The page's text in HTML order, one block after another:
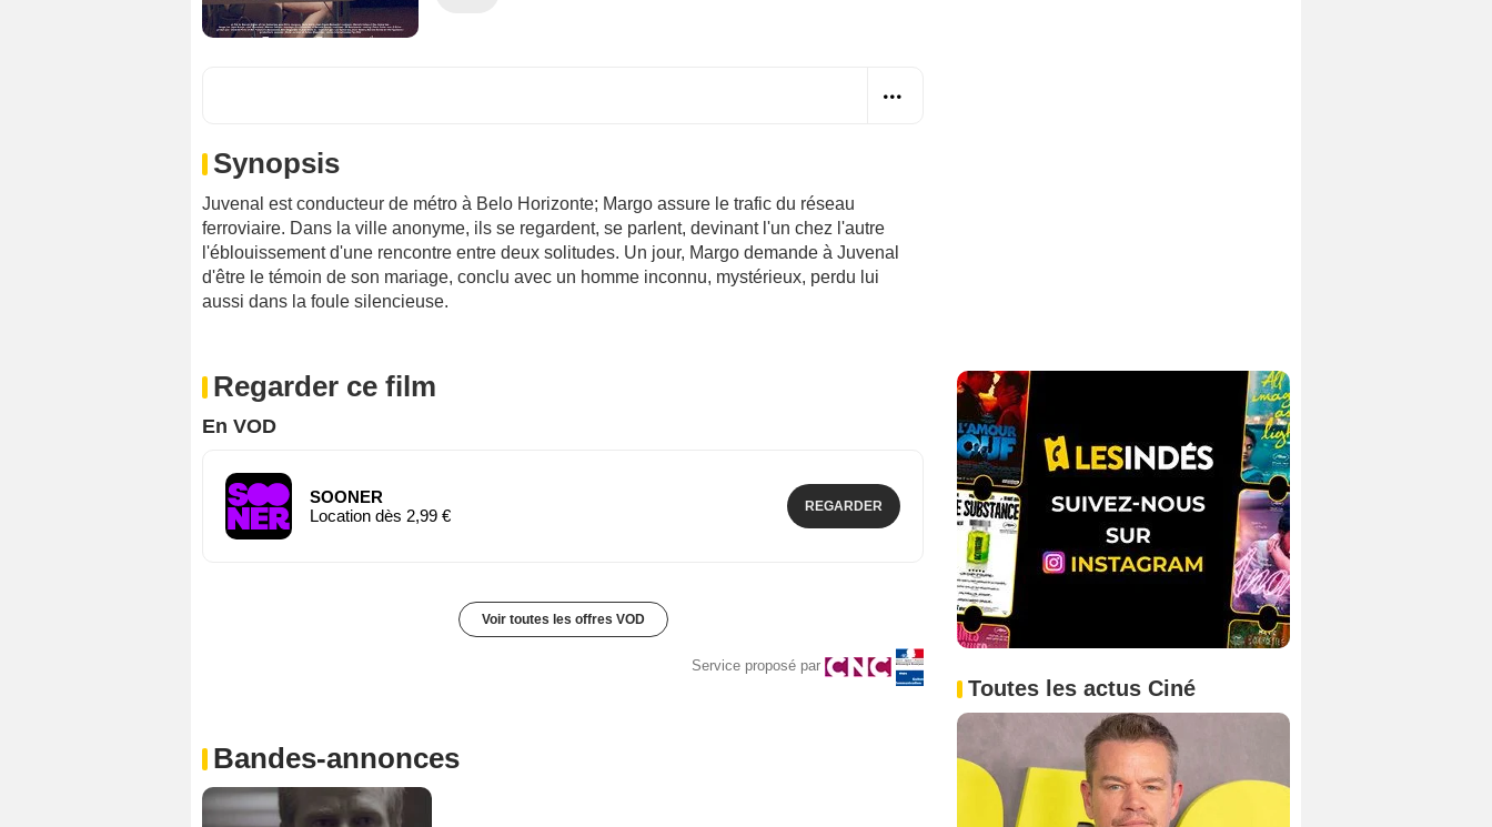
Synopsis
Juvenal est conducteur de métro à Belo Horizonte; Margo assure le trafic du réseau
ferroviaire. Dans la ville anonyme, ils se regardent, se parlent, devinant l'un chez l'autre
l'éblouissement d'une rencontre entre deux solitudes. Un jour, Margo demande à Juvenal
d'être le témoin de son mariage, conclu avec un homme inconnu, mystérieux, perdu lui
aussi dans la foule silencieuse.
Regarder ce film
En VOD
SOONER
Location dès 2,99 €
REGARDER
Voir toutes les offres VOD
Service proposé par
Bandes-annonces
Toutes les actus Ciné